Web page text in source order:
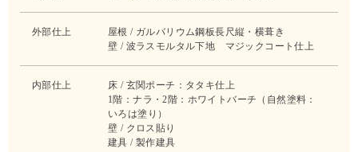
外部仕上
屋根 / ガルバリウム鋼板長尺縦・横葺き
壁 / 波ラスモルタル下地 マジックコート仕上
内部仕上
床 / 玄関ポーチ：タタキ仕上
1階：ナラ・2階：ホワイトバーチ（自然塗料：
いろは塗り）
壁 / クロス貼り
建具 / 製作建具